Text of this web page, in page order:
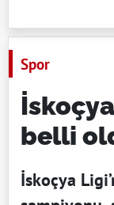
Spor
belli
İskoçya